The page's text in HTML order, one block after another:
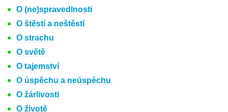
O (ne)spravedlnosti
O štěstí a neštěstí
O strachu
O světě
O tajemství
O úspěchu a neúspěchu
O žárlivosti
O životě